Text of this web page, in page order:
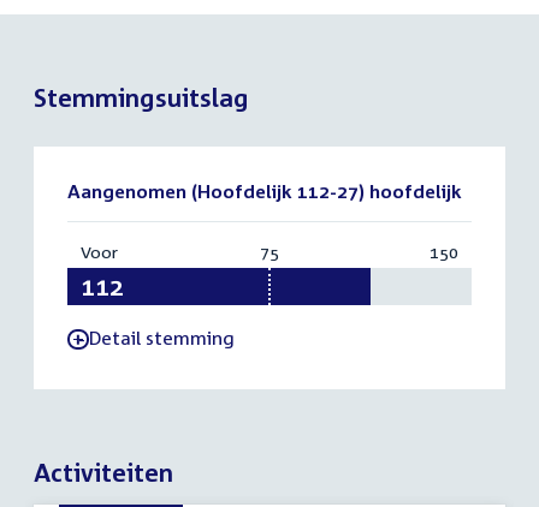
Stemmingsuitslag
Aangenomen (Hoofdelijk 112-27) hoofdelijk
Voor:
112
75 150
-Detail stemming
Activiteiten